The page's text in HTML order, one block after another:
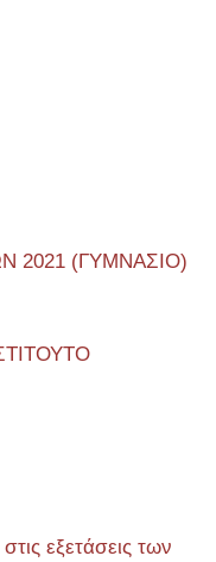
2021 (ΓΥΜΝΑΣΙΟ)
εξετάσεις των